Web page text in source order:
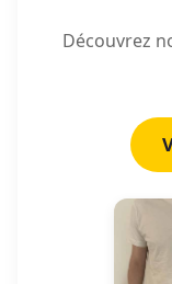
Découvrez